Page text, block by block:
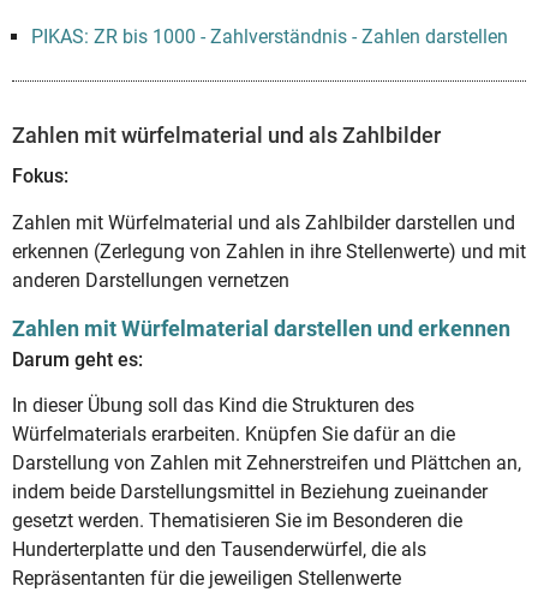
PIKAS: ZR bis 1000 - Zahlverständnis - Zahlen darstellen
Zahlen mit würfelmaterial und als Zahlbilder
Fokus:
Zahlen mit Würfelmaterial und als Zahlbilder darstellen und
erkennen (Zerlegung von Zahlen in ihre Stellenwerte) und mit
anderen Darstellungen vernetzen
Zahlen mit Würfelmaterial darstellen und erkennen
Darum geht es:
In dieser Übung soll das Kind die Strukturen des
Würfelmaterials erarbeiten. Knüpfen Sie dafür an die
Darstellung von Zahlen mit Zehnerstreifen und Plättchen an,
indem beide Darstellungsmittel in Beziehung zueinander
gesetzt werden. Thematisieren Sie im Besonderen die
Hunderterplatte und den Tausenderwürfel, die als
Repräsentanten für die jeweiligen Stellenwerte